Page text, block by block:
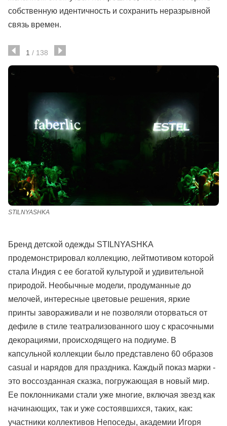
собственную идентичность и сохранить неразрывной
связь времен.
1 / 138
STILNYASHKA
Бренд детской одежды STILNYASHKA
продемонстрировал коллекцию, лейтмотивом которой
стала Индия с ее богатой культурой и удивительной
природой. Необычные модели, продуманные до
мелочей, интересные цветовые решения, яркие
принты завораживали и не позволяли оторваться от
дефиле в стиле театрализованного шоу с красочными
декорациями, происходящего на подиуме. В
капсульной коллекции было представлено 60 образов
casual и нарядов для праздника. Каждый показ марки -
это воссозданная сказка, погружающая в новый мир.
Ее поклонниками стали уже многие, включая звезд как
начинающих, так и уже состоявшихся, таких, как:
участники коллективов Непоседы, академии Игоря